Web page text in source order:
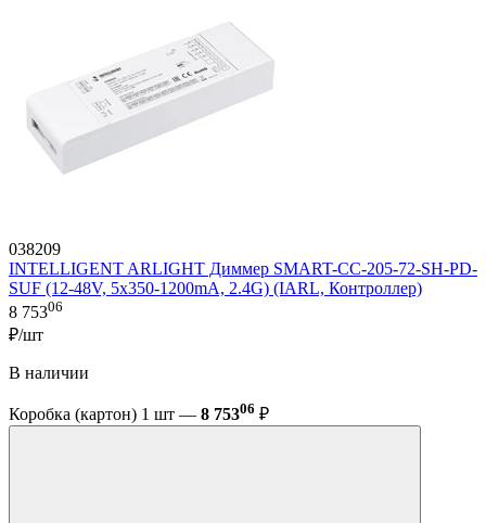
038209
INTELLIGENT ARLIGHT Диммер SMART-CC-205-72-SH-PD-
SUF (12-48V, 5x350-1200mA, 2.4G) (IARL, Контроллер)
8 75306
₽/шт
В наличии
Коробка (картон) 1 шт — 8 75306 ₽